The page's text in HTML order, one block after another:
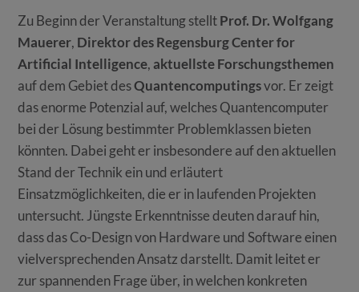
Zu Beginn der Veranstaltung stelltProf. Dr. Wolfgang
Mauerer, Direktor des Regensburg Center for
Artificial Intelligence, aktuellste Forschungsthemen
auf dem Gebiet desQuantencomputingsvor. Er zeigt
das enorme Potenzial auf, welches Quantencomputer
bei der Lösung bestimmter Problemklassen bieten
könnten. Dabei geht er insbesondere auf den aktuellen
Stand der Technik ein und erläutert
Einsatzmöglichkeiten, die er in laufenden Projekten
untersucht. Jüngste Erkenntnisse deuten darauf hin,
dass das Co-Design von Hardware und Software einen
vielversprechenden Ansatz darstellt. Damit leitet er
zur spannenden Frage über, in welchen konkreten